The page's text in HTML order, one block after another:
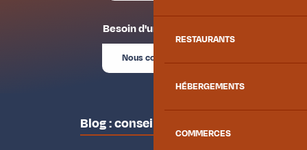
RESTAURANTS
HÉBERGEMENTS
COMMERCES
Besoin d'un conseil ?
Nous contacter
Blog : conseils des locaux